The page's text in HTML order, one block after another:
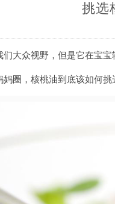
挑选
大众视野，但是它在宝
圈，核桃油到底该如何